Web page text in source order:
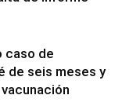
caso de
de seis meses y